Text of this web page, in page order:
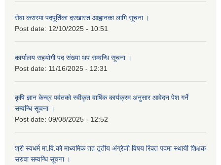
सेवा करारमा पदपूर्तिका दरखास्त आह्वानका लागि सूचना ।
Post date: 12/10/2025 - 10:51
कार्यालय सहयोगी पद संख्या थप सम्वन्धि सूचना ।
Post date: 11/16/2025 - 12:31
कृषि ज्ञान केन्द्र पर्वतको स्वीकृत वार्षिक कार्यक्रम अनुसार आवेदन पेश गर्ने
सम्वन्धि सूचना ।
Post date: 09/08/2025 - 12:52
श्री स्वधर्म मा.वि.को माध्यमिक तह तृतीय अंग्रेजी विषय रिक्त पदमा स्थायी शिक्षक
सरुवा सम्वन्धि सूचना ।